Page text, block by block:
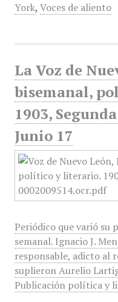
York, Voces de aliento
La Voz de
bisemanal,
1903,
Junio 17
Periódico que varió su
semanal. Ignacio J.
responsable, adicto al
suplieron Aurelio
Publicación política y